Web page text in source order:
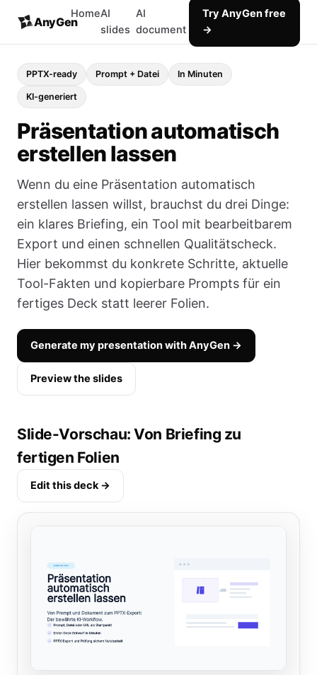
AnyGen
HomeAI
slides
AI
document
Try AnyGen free
→
PPTX-ready Prompt + Datei In Minuten
KI-generiert
Präsentation automatisch
erstellen lassen
Wenn du eine Präsentation automatisch
erstellen lassen willst, brauchst du drei Dinge:
ein klares Briefing, ein Tool mit bearbeitbarem
Export und einen schnellen Qualitätscheck.
Hier bekommst du konkrete Schritte, aktuelle
Tool-Fakten und kopierbare Prompts für ein
fertiges Deck statt leerer Folien.
Generate my presentation with AnyGen →
Preview the slides
Slide-Vorschau: Von Briefing zu
fertigen Folien
Edit this deck →